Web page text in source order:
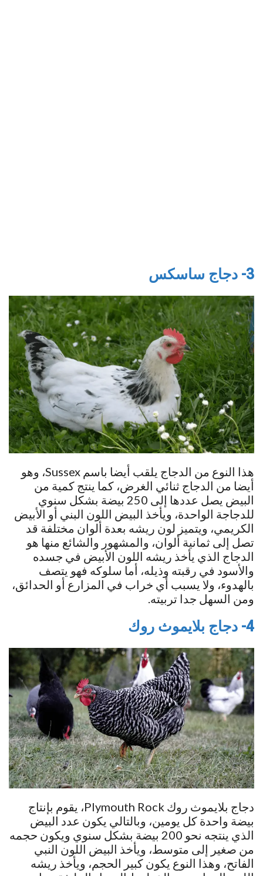
3- دجاج ساسكس
هذا النوع من الدجاج يلقب أيضا باسم Sussex، وهو
أيضا من الدجاج ثنائي الغرض، كما ينتج كمية من
البيض يصل عددها إلى 250 بيضة بشكل سنوي
للدجاجة الواحدة، ويأخذ البيض اللون البني أو الأبيض
الكريمي، ويتميز لون ريشه بعدة ألوان مختلفة قد
تصل إلى ثمانية ألوان، والمشهور والشائع منها هو
الدجاج الذي يأخذ ريشه اللون الأبيض في جسده
والأسود في رقبته وذيله، أما سلوكه فهو يتصف
بالهدوء، ولا يسبب أي خراب في المزارع أو الحدائق،
ومن السهل جدا تربيته.
4- دجاج بلايموث روك
دجاج بلايموث روك Plymouth Rock، يقوم بإنتاج
بيضة واحدة كل يومين، وبالتالي يكون عدد البيض
الذي ينتجه نحو 200 بيضة بشكل سنوي ويكون حجمه
من صغير إلى متوسط، ويأخذ البيض اللون النبي
الفاتح، وهذا النوع يكون كبير الحجم، ويأخذ ريشه